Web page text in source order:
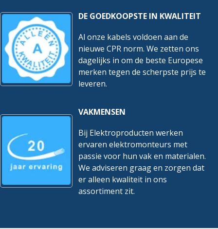
DE GOEDKOOPSTE IN KWALITEIT
Al onze kabels voldoen aan de
nieuwe CPR norm. We zetten ons
dagelijks in om de beste Europese
merken tegen de scherpste prijs te
leveren.
VAKMENSEN
Bij Elektroproducten werken
ervaren elektromonteurs met
passie voor hun vak en materialen.
We adviseren graag en zorgen dat
er alleen kwaliteit in ons
assortiment zit.